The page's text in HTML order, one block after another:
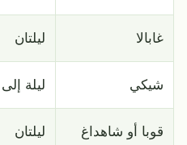
غابالا ليلتان
شيكي ليلة
قوبا أو شاهداغ ليلتان